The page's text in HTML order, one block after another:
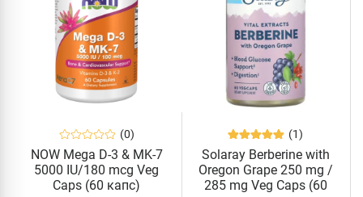
(0)
NOW Mega D-3 & MK-7
5000 IU/180 mcg Veg
Caps (60 капс)
(1)
Solaray Berberine with
Oregon Grape 250 mg /
285 mg Veg Caps (60